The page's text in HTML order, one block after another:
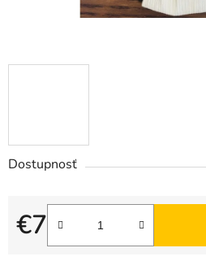
Dostupnosť
€7
Jednotková cena: